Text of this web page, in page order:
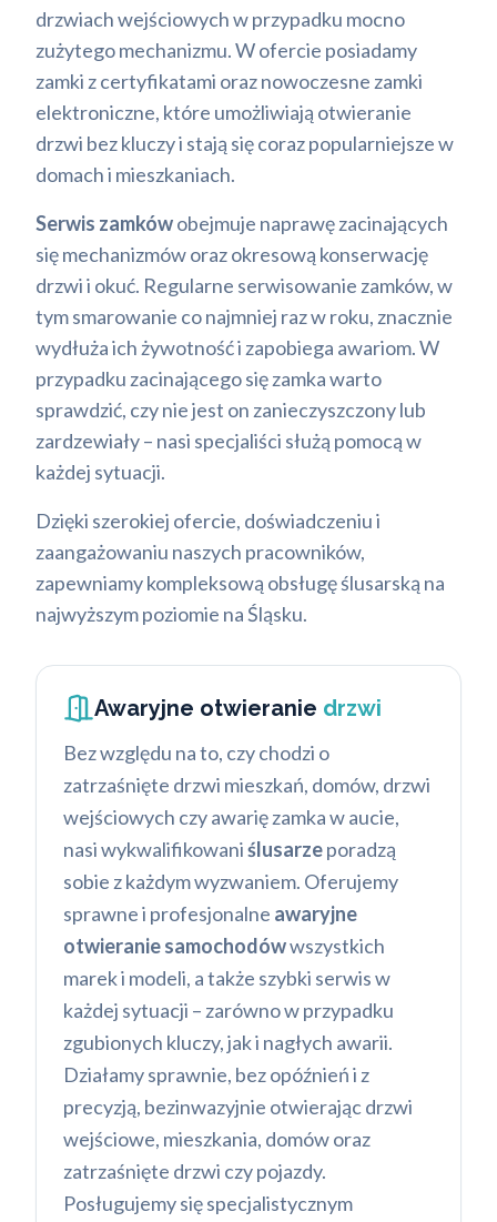
drzwiach wejściowych w przypadku mocno
zużytego mechanizmu. W ofercie posiadamy
zamki z certyfikatami oraz nowoczesne zamki
elektroniczne, które umożliwiają otwieranie
drzwi bez kluczy i stają się coraz popularniejsze w
domach i mieszkaniach.
Serwis zamkówobejmuje naprawę zacinających
się mechanizmów oraz okresową konserwację
drzwi i okuć. Regularne serwisowanie zamków, w
tym smarowanie co najmniej raz w roku, znacznie
wydłuża ich żywotność i zapobiega awariom. W
przypadku zacinającego się zamka warto
sprawdzić, czy nie jest on zanieczyszczony lub
zardzewiały – nasi specjaliści służą pomocą w
każdej sytuacji.
Dzięki szerokiej ofercie, doświadczeniu i
zaangażowaniu naszych pracowników,
zapewniamy kompleksową obsługę ślusarską na
najwyższym poziomie na Śląsku.
Awaryjne otwieranie drzwi
Bez względu na to, czy chodzi o
zatrzaśnięte drzwi mieszkań, domów, drzwi
wejściowych czy awarię zamka w aucie,
nasi wykwalifikowaniślusarzeporadzą
sobie z każdym wyzwaniem. Oferujemy
sprawne i profesjonalne awaryjne
otwieranie samochodówwszystkich
marek i modeli, a także szybki serwis w
każdej sytuacji – zarówno w przypadku
zgubionych kluczy, jak i nagłych awarii.
Działamy sprawnie, bez opóźnień i z
precyzją, bezinwazyjnie otwierając drzwi
wejściowe, mieszkania, domów oraz
zatrzaśnięte drzwi czy pojazdy.
Posługujemy się specjalistycznym